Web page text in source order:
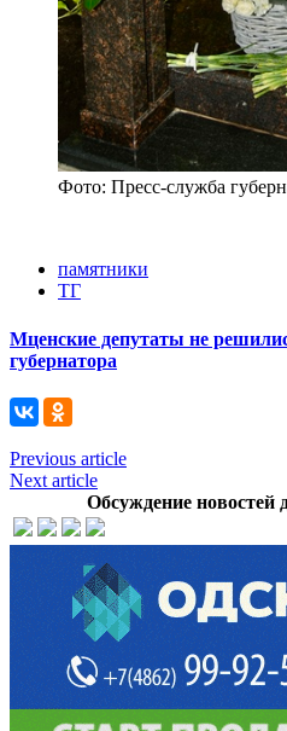
Фото: Пресс-служба
памятники
ТГ
Мценские депутаты не
губернатора
Previous article
Next article
Обсуждение новостей